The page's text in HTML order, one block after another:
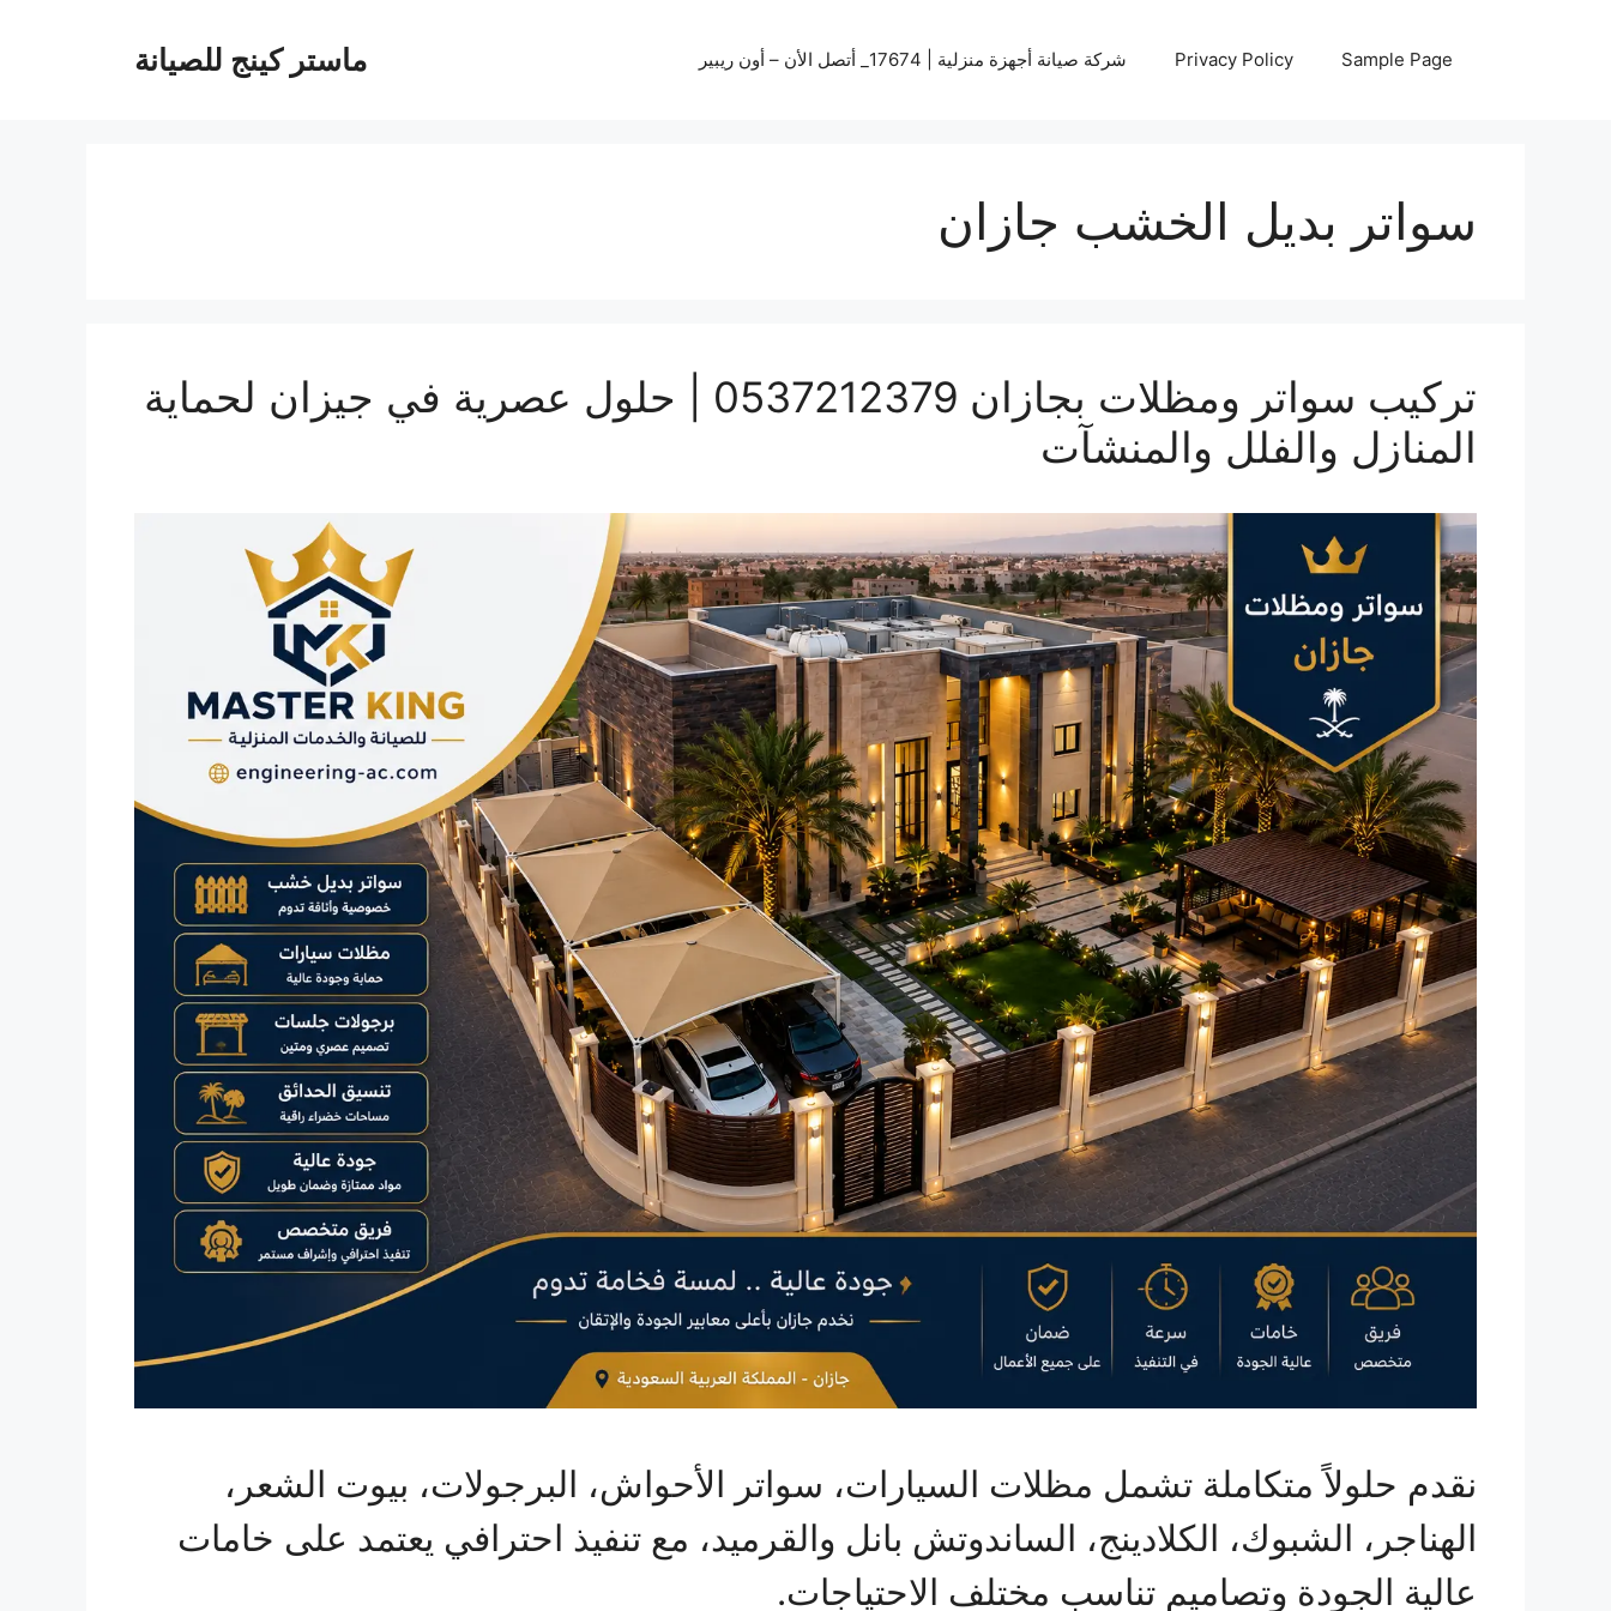
ماستر كينج للصيانة Sample Page
Privacy Policy شركة صيانة أجهزة منزلية | 17674_ أتصل الأن – أون ريبير
سواتر بديل الخشب جازان
تركيب سواتر ومظلات بجازان 0537212379 | حلول عصرية في جيزان لحماية
المنازل والفلل والمنشآت
نقدم حلولاً متكاملة تشمل مظلات السيارات، سواتر الأحواش، البرجولات، بيوت الشعر،
الهناجر، الشبوك، الكلادينج، الساندوتش بانل والقرميد، مع تنفيذ احترافي يعتمد على خامات
عالية الجودة وتصاميم تناسب مختلف الاحتياجات.